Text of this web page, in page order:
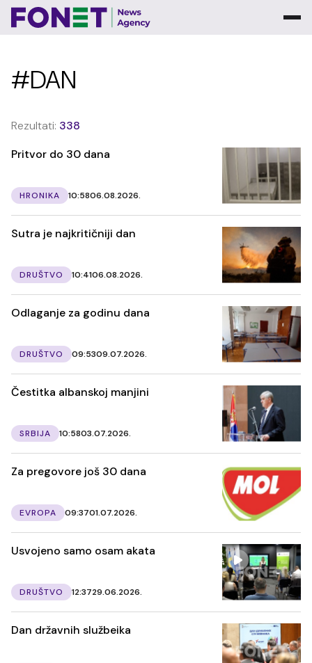
#DAN
Rezultati: 338
Pritvor do 30 dana
HRONIKA 10:5806.08.2026.
Sutra je najkritičniji dan
DRUŠTVO 10:4106.08.2026.
Odlaganje za godinu dana
DRUŠTVO 09:5309.07.2026.
Čestitka albanskoj manjini
SRBIJA 10:5803.07.2026.
Za pregovore još 30 dana
EVROPA 09:3701.07.2026.
Usvojeno samo osam akata
DRUŠTVO 12:3729.06.2026.
Dan državnih službeika